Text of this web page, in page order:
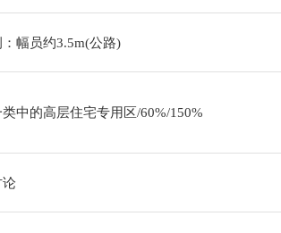
幅员约3.5m(公路)
中的高层住宅专用区/60%/150%
论